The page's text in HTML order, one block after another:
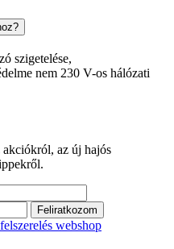
szigetelése,
nem 230 V-os hálózati
akciókról, az új hajós
Feliratkozom